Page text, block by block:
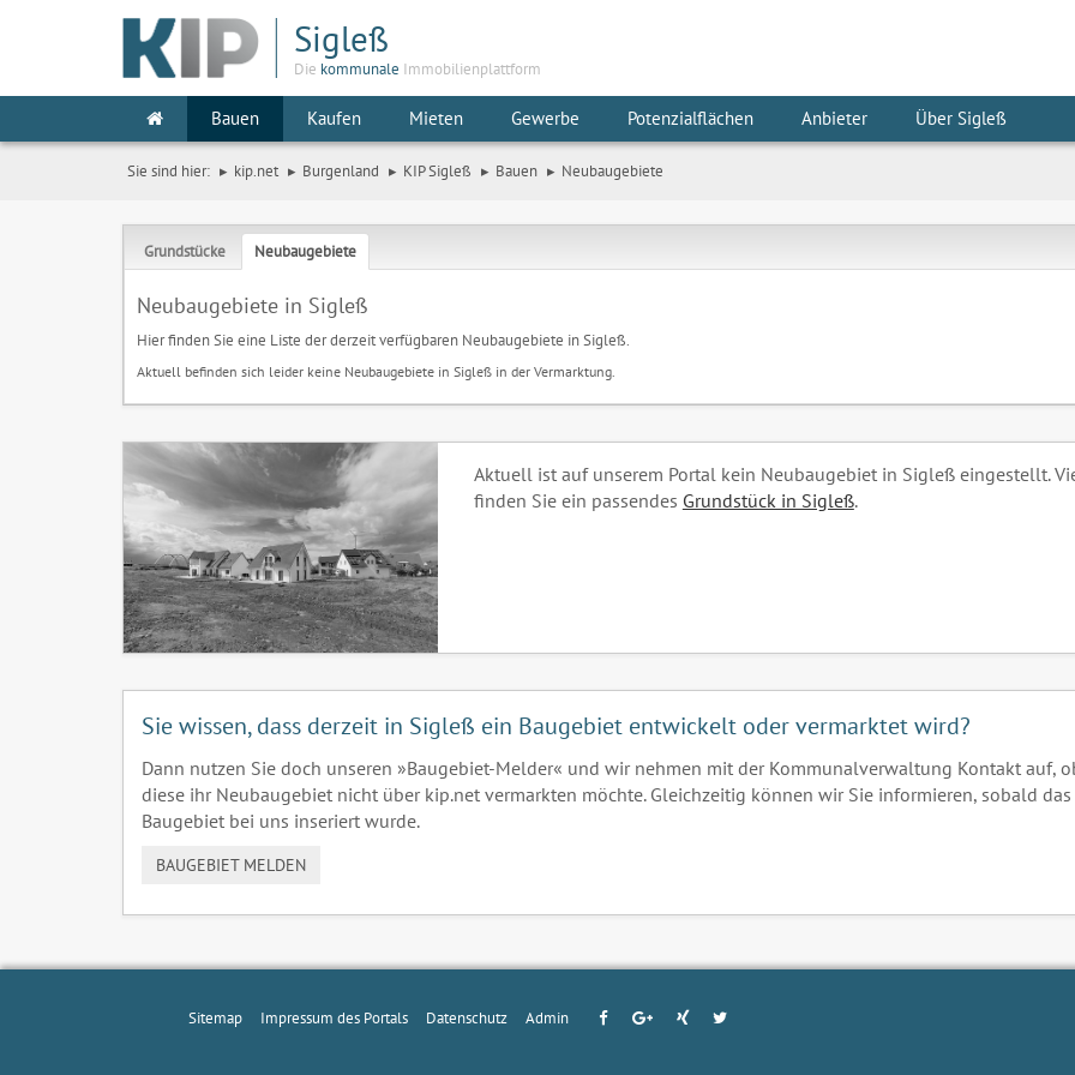
Sigleß
Die kommunale Immobilienplattform
Bauen Kaufen Mieten Gewerbe Potenzialflächen Anbieter Über Sigleß
Sie sind hier: kip.net Burgenland KIP Sigleß Bauen Neubaugebiete
Grundstücke Neubaugebiete
Neubaugebiete in Sigleß
Hier finden Sie eine Liste der derzeit verfügbaren Neubaugebiete in Sigleß.
Aktuell befinden sich leider keine Neubaugebiete in Sigleß in der Vermarktung.
Aktuell ist auf unserem Portal kein Neubaugebiet in Sigleß eingestellt.
finden Sie ein passendes Grundstück in Sigleß.
Sie wissen, dass derzeit in Sigleß ein Baugebiet entwickelt oder vermarktet wird?
Dann nutzen Sie doch unseren »Baugebiet-Melder« und wir nehmen mit der Kommunalverwaltung Kontakt auf,
diese ihr Neubaugebiet nicht über kip.net vermarkten möchte. Gleichzeitig können wir Sie informieren, sobald das
Baugebiet bei uns inseriert wurde.
BAUGEBIET MELDEN
Sitemap Impressum des Portals Datenschutz Admin